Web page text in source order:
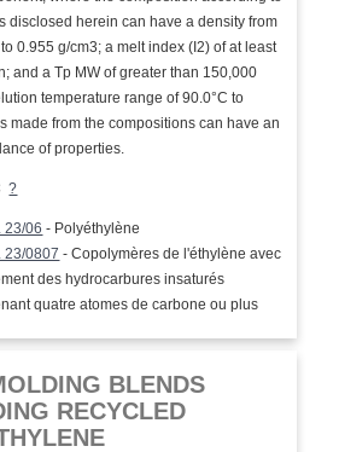
disclosed herein can have a density from
0.955 g/cm3; a melt index (I2) of at least
and a Tp MW of greater than 150,000
temperature range of 90.0°C to
made from the compositions can have an
of properties.
?
23/06 - Polyéthylène
23/0807 - Copolymères de l'éthylène avec
des hydrocarbures insaturés
quatre atomes de carbone ou plus
BLENDS
RECYCLED